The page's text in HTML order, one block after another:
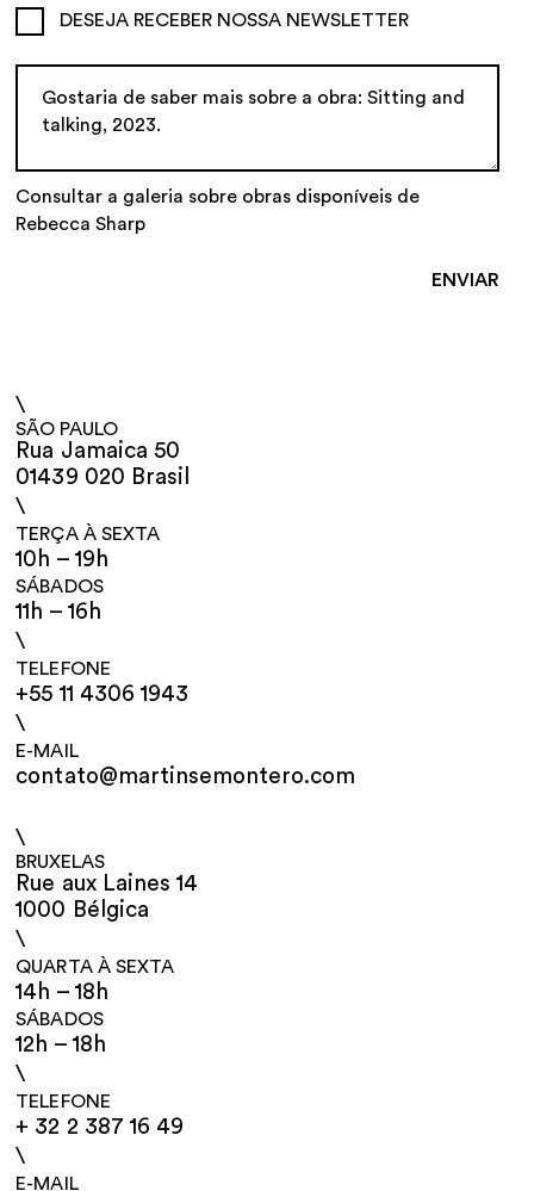
DESEJA RECEBER NOSSA NEWSLETTER
Consultar a galeria sobre obras disponíveis de
Rebecca Sharp
\
SÃO PAULO
Rua Jamaica 50
01439 020 Brasil
\
TERÇA À SEXTA
10h – 19h
SÁBADOS
11h – 16h
\
TELEFONE
+55 11 4306 1943
\
E-MAIL
contato@martinsemontero.com
\
BRUXELAS
Rue aux Laines 14
1000 Bélgica
\
QUARTA À SEXTA
14h – 18h
SÁBADOS
12h – 18h
\
TELEFONE
+ 32 2 387 16 49
\
E-MAIL